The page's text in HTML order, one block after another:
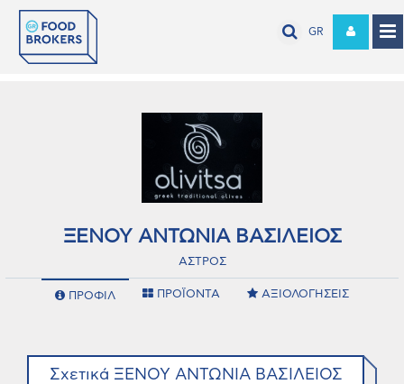
GR
ΞΕΝΟΥ ΑΝΤΩΝΙΑ ΒΑΣΙΛΕΙΟΣ
ΑΣΤΡΟΣ
ΠΡΟΦΙΛ ΠΡΟΪΟΝΤΑ ΑΞΙΟΛΟΓΗΣΕΙΣ
Σχετικά ΞΕΝΟΥ ΑΝΤΩΝΙΑ ΒΑΣΙΛΕΙΟΣ